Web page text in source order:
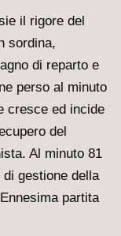
il rigore del
sordina,
di reparto e
perso al minuto
cresce ed incide
del
Al minuto 81
gestione della
partita